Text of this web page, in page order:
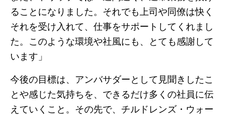
ることになりました。それでも上司や同僚は快く
それを受け入れて、仕事をサポートしてくれまし
た。このような環境や社風にも、とても感謝して
います」
今後の目標は、アンバサダーとして見聞きしたこ
とや感じた気持ちを、できるだけ多くの社員に伝
えていくこと。その先で、チルドレンズ・ウォー